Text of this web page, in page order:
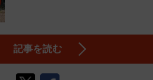
記事を読む